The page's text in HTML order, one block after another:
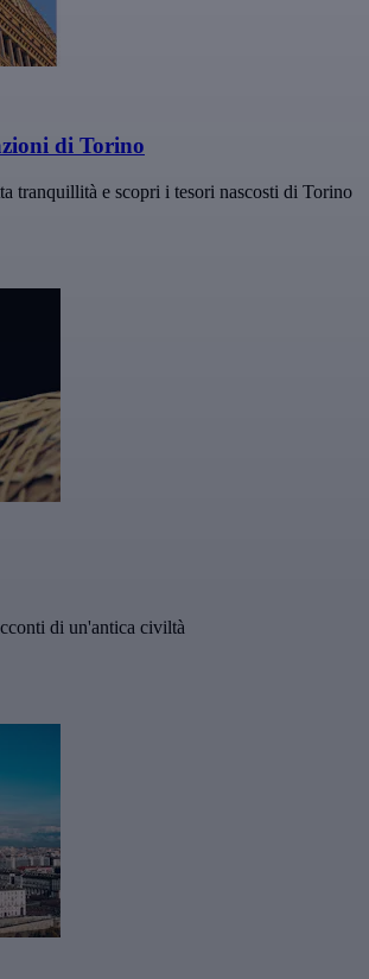
di Torino
tranquillità e scopri i tesori nascosti di Torino
di un'antica civiltà